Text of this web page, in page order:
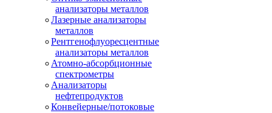
анализаторы металлов
Лазерные анализаторы
металлов
Рентгенофлуоресцентные
анализаторы металлов
Атомно-абсорбционные
спектрометры
Анализаторы
нефтепродуктов
Конвейерные/потоковые